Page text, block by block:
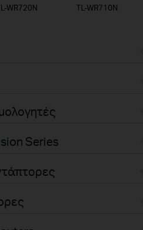
WR720N
TL-WR710N
Series